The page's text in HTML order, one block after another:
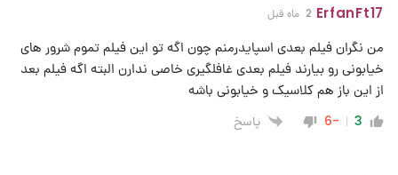
ErfanFt17 2 ماه قبل
من نگران فیلم بعدی اسپایدرمنم چون اگه تو این فیلم تموم شرور های
خیابونی رو بیارند فیلم بعدی غافلگیری خاصی ندارن البته اگه فیلم بعد
از این باز هم کلاسیک و خیابونی باشه
3
-6 پاسخ